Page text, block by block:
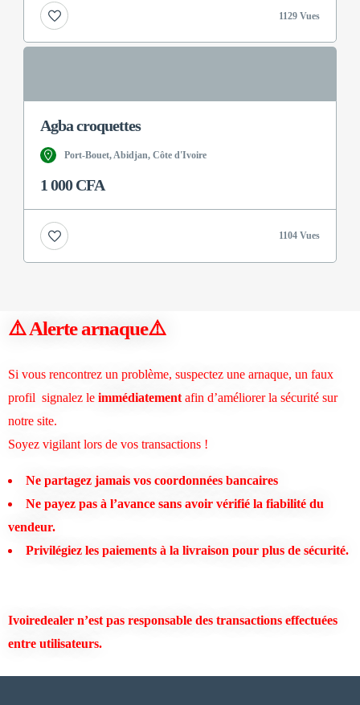
1129 Vues
Agba croquettes
Port-Bouet, Abidjan, Côte d'Ivoire
1 000 CFA
1104 Vues
⚠️ Alerte arnaque⚠️
Si vous rencontrez un problème, suspectez une arnaque, un faux
profil signalez le immédiatement afin d’améliorer la sécurité sur
notre site.
Soyez vigilant lors de vos transactions !
Ne partagez jamais vos coordonnées bancaires
Ne payez pas à l’avance sans avoir vérifié la fiabilité du
vendeur.
Privilégiez les paiements à la livraison pour plus de sécurité.
Ivoiredealer n’est pas responsable des transactions effectuées
entre utilisateurs.